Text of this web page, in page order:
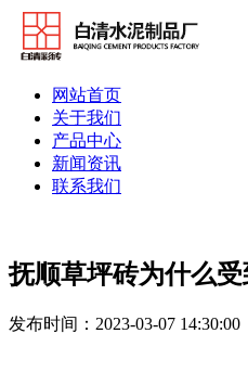
网站首页
关于我们
产品中心
新闻资讯
联系我们
抚顺草坪砖为什么
发布时间：2023-03-07 14:30:00